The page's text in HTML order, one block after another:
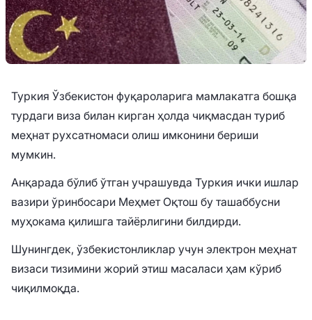
Туркия Ўзбекистон фуқароларига мамлакатга бошқа
турдаги виза билан кирган ҳолда чиқмасдан туриб
меҳнат рухсатномаси олиш имконини бериши
мумкин.
Анқарада бўлиб ўтган учрашувда Туркия ички ишлар
вазири ўринбосари Меҳмет Оқтош бу ташаббусни
муҳокама қилишга тайёрлигини билдирди.
Шунингдек, ўзбекистонликлар учун электрон меҳнат
визаси тизимини жорий этиш масаласи ҳам кўриб
чиқилмоқда.